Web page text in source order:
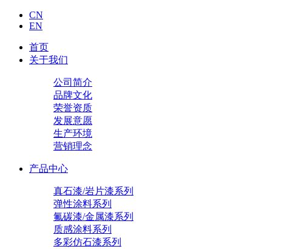
CN
EN
首页
关于我们
公司简介
品牌文化
荣誉资质
发展意愿
生产环境
营销理念
产品中心
真石漆/岩片漆系列
弹性涂料系列
氟碳漆/金属漆系列
质感涂料系列
多彩仿石漆系列